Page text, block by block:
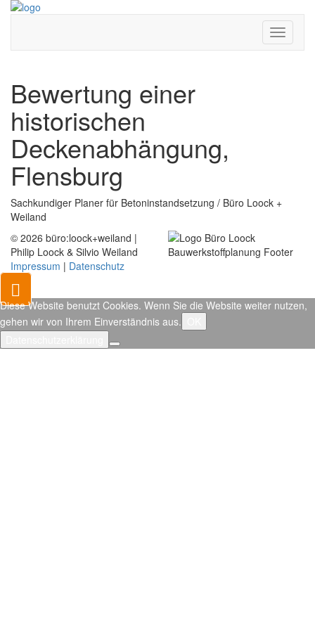
Toggle
Bewertung einer
historischen
Deckenabhängung,
Flensburg
Sachkundiger Planer für Betoninstandsetzung / Büro Loock +
Weiland
© 2026 büro:loock+weiland |
Philip Loock & Silvio Weiland
Impressum | Datenschutz
Diese Website benutzt Cookies. Wenn Sie die Website weiter nutzen,
gehen wir von Ihrem Einverständnis aus.